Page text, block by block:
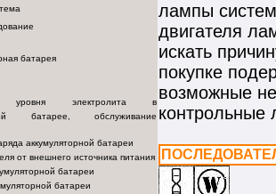
батарея
уровня электролита в
батарее, обслуживание
аккумуляторной батареи
от внешнего источника питания
батареи
батареи
лампы
двигателя
искать
покупке
возможные
контрольные